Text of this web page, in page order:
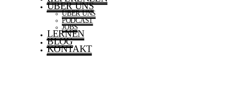
ÜBER UNS
ÜBER UNS
PODCAST
JOBS
LERNEN
BLOG
KONTAKT